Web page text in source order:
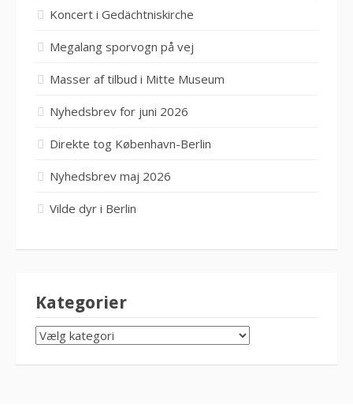
Koncert i Gedächtniskirche
Megalang sporvogn på vej
Masser af tilbud i Mitte Museum
Nyhedsbrev for juni 2026
Direkte tog København-Berlin
Nyhedsbrev maj 2026
Vilde dyr i Berlin
Kategorier
KATEGORIER